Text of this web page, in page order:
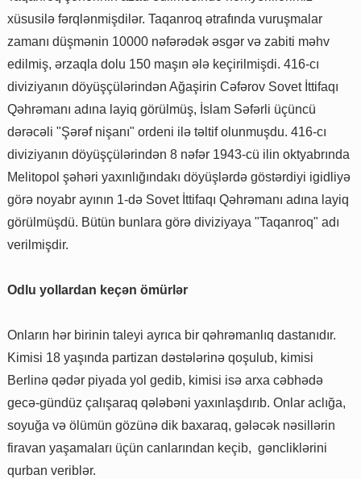
xüsusilə fərqlənmişdilər. Taqanroq ətrafında vuruşmalar
zamanı düşmənin 10000 nəfərədək əsgər və zabiti məhv
edilmiş, ərzaqla dolu 150 maşın ələ keçirilmişdi. 416-cı
diviziyanın döyüşçülərindən Ağaşirin Cəfərov Sovet İttifaqı
Qəhrəmanı adına layiq görülmüş, İslam Səfərli üçüncü
dərəcəli "Şərəf nişanı" ordeni ilə təltif olunmuşdu. 416-cı
diviziyanın döyüşçülərindən 8 nəfər 1943-cü ilin oktyabrında
Melitopol şəhəri yaxınlığındakı döyüşlərdə göstərdiyi igidliyə
görə noyabr ayının 1-də Sovet İttifaqı Qəhrəmanı adına layiq
görülmüşdü. Bütün bunlara görə diviziyaya "Taqanroq" adı
verilmişdir.
Odlu yollardan keçən ömürlər
Onların hər birinin taleyi ayrıca bir qəhrəmanlıq dastanıdır.
Kimisi 18 yaşında partizan dəstələrinə qoşulub, kimisi
Berlinə qədər piyada yol gedib, kimisi isə arxa cəbhədə
gecə-gündüz çalışaraq qələbəni yaxınlaşdırıb. Onlar aclığa,
soyuğa və ölümün gözünə dik baxaraq, gələcək nəsillərin
firavan yaşamaları üçün canlarından keçib, gəncliklərini
qurban veriblər.